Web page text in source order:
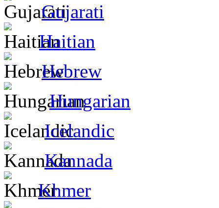
Gujarati
Haitian
Hebrew
Hungarian
Icelandic
Kannada
Khmer